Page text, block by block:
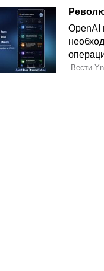
OpenAI